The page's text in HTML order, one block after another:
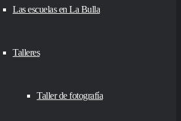
Las escuelas en La Bulla
Talleres
Taller de fotografía